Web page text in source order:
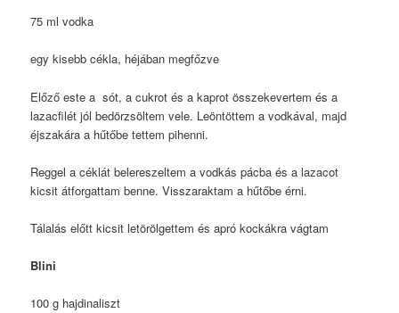
75 ml vodka
egy kisebb cékla, héjában megfőzve
Előző este a sót, a cukrot és a kaprot összekevertem és a
lazacfilét jól bedörzsöltem vele. Leöntöttem a vodkával, majd
éjszakára a hűtőbe tettem pihenni.
Reggel a céklát belereszeltem a vodkás pácba és a lazacot
kicsit átforgattam benne. Visszaraktam a hűtőbe érni.
Tálalás előtt kicsit letörölgettem és apró kockákra vágtam
Blini
100 g hajdinaliszt